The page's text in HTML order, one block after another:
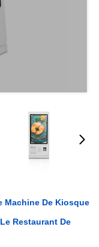
Machine De Kiosque
Restaurant De